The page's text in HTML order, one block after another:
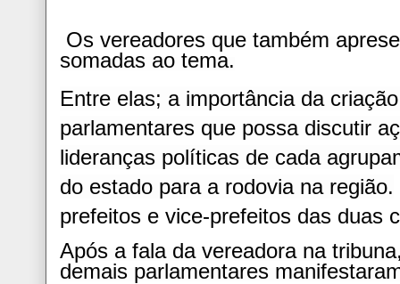
Os vereadores que também
somadas ao tema.
Entre elas; a importância da
parlamentares que possa discutir
lideranças políticas de cada
do estado para a rodovia na região.
prefeitos e vice-prefeitos das duas
Após a fala da vereadora na
demais parlamentares